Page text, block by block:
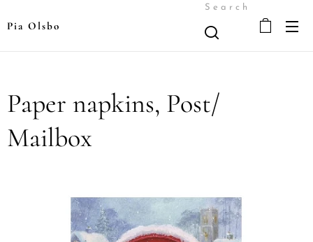
Pia Olsbo
Search
Paper napkins, Post/
Mailbox